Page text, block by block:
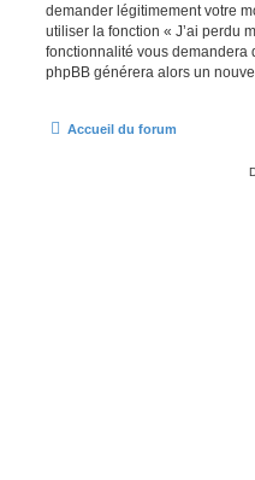
demander légitimement votre
utiliser la fonction « J’ai perdu
fonctionnalité vous demandera
phpBB générera alors un
Accueil du forum